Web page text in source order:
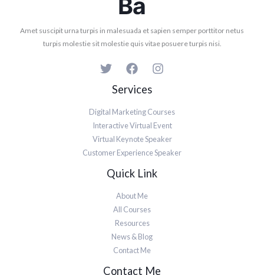
Amet suscipit urna turpis in malesuada et sapien semper porttitor netus
turpis molestie sit molestie quis vitae posuere turpis nisi.
Services
Digital Marketing Courses
Interactive Virtual Event
Virtual Keynote Speaker
Customer Experience Speaker
Quick Link
About Me
All Courses
Resources
News & Blog
Contact Me
Contact Me